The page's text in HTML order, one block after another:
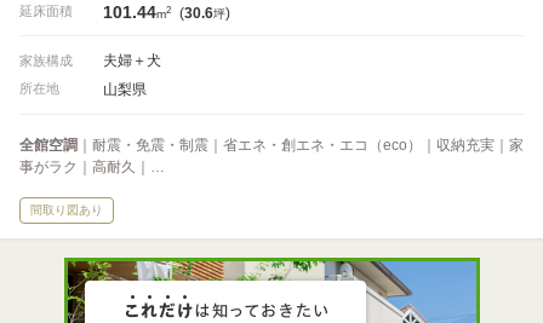
延床面積 101.44m2 (30.6坪)
家族構成 夫婦＋犬
所在地 山梨県
全館空調 ｜耐震・免震・制震｜省エネ・創エネ・エコ（eco）｜収納充実｜家
事がラク｜高耐久｜…
間取り図あり